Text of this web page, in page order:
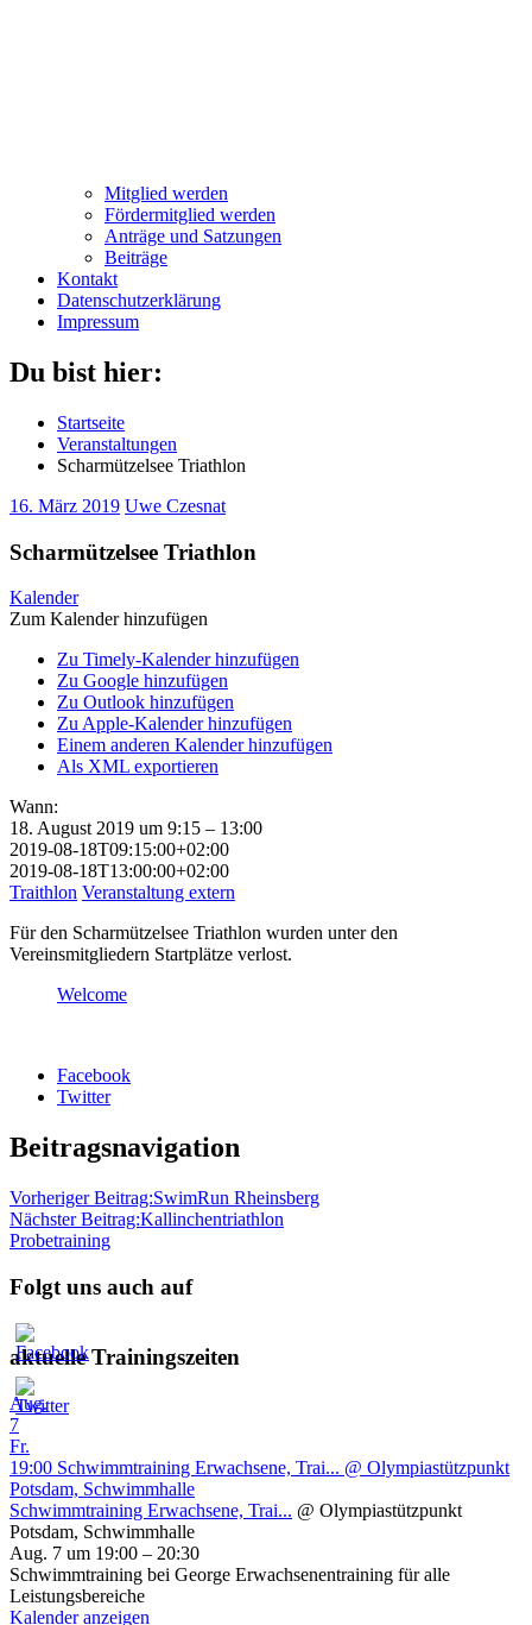
Mitglied werden
Fördermitglied werden
Anträge und Satzungen
Beiträge
Kontakt
Datenschutzerklärung
Impressum
Du bist hier:
Startseite
Veranstaltungen
Scharmützelsee Triathlon
16. März 2019 Uwe Czesnat
Scharmützelsee Triathlon
Kalender
Zum Kalender hinzufügen
Zu Timely-Kalender hinzufügen
Zu Google hinzufügen
Zu Outlook hinzufügen
Zu Apple-Kalender hinzufügen
Einem anderen Kalender hinzufügen
Als XML exportieren
Wann:
18. August 2019 um 9:15 – 13:00
2019-08-18T09:15:00+02:00
2019-08-18T13:00:00+02:00
Traithlon Veranstaltung extern
Für den Scharmützelsee Triathlon wurden unter den
Vereinsmitgliedern Startplätze verlost.
Welcome
Facebook
Twitter
Beitragsnavigation
Vorheriger Beitrag:SwimRun Rheinsberg
Nächster Beitrag:Kallinchentriathlon
Probetraining
Folgt uns auch auf
aktuelle Trainingszeiten
Aug.
7
Fr.
19:00 Schwimmtraining Erwachsene, Trai... @ Olympiastützpunkt
Potsdam, Schwimmhalle
Schwimmtraining Erwachsene, Trai... @ Olympiastützpunkt
Potsdam, Schwimmhalle
Aug. 7 um 19:00 – 20:30
Schwimmtraining bei George Erwachsenentraining für alle
Leistungsbereiche
Kalender anzeigen